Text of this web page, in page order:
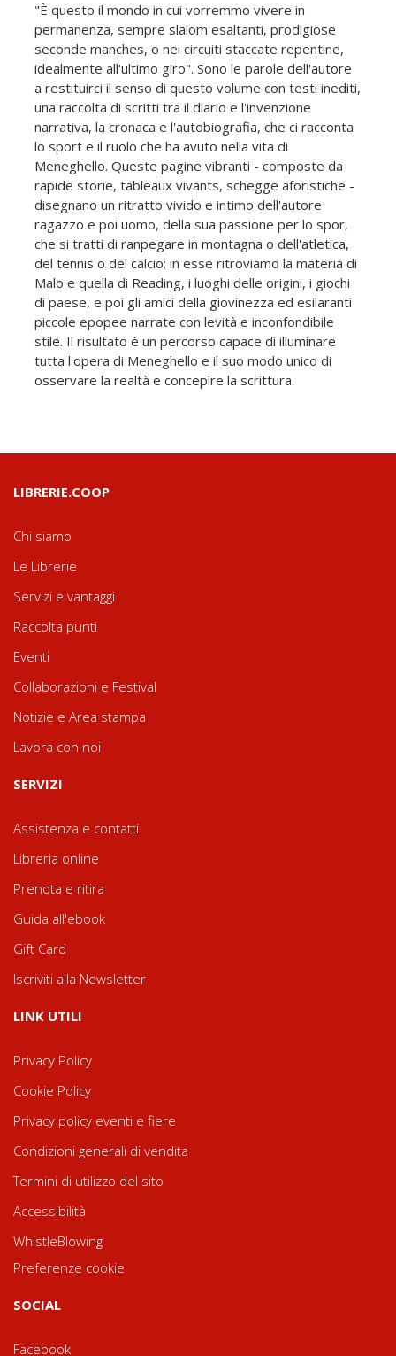
"È questo il mondo in cui vorremmo vivere in
permanenza, sempre slalom esaltanti, prodigiose
seconde manches, o nei circuiti staccate repentine,
idealmente all'ultimo giro". Sono le parole dell'autore
a restituirci il senso di questo volume con testi inediti,
una raccolta di scritti tra il diario e l'invenzione
narrativa, la cronaca e l'autobiografia, che ci racconta
lo sport e il ruolo che ha avuto nella vita di
Meneghello. Queste pagine vibranti - composte da
rapide storie, tableaux vivants, schegge aforistiche -
disegnano un ritratto vivido e intimo dell'autore
ragazzo e poi uomo, della sua passione per lo spor,
che si tratti di ranpegare in montagna o dell'atletica,
del tennis o del calcio; in esse ritroviamo la materia di
Malo e quella di Reading, i luoghi delle origini, i giochi
di paese, e poi gli amici della giovinezza ed esilaranti
piccole epopee narrate con levità e inconfondibile
stile. Il risultato è un percorso capace di illuminare
tutta l'opera di Meneghello e il suo modo unico di
osservare la realtà e concepire la scrittura.
LIBRERIE.COOP
Chi siamo
Le Librerie
Servizi e vantaggi
Raccolta punti
Eventi
Collaborazioni e Festival
Notizie e Area stampa
Lavora con noi
SERVIZI
Assistenza e contatti
Libreria online
Prenota e ritira
Guida all'ebook
Gift Card
Iscriviti alla Newsletter
LINK UTILI
Privacy Policy
Cookie Policy
Privacy policy eventi e fiere
Condizioni generali di vendita
Termini di utilizzo del sito
Accessibilità
WhistleBlowing
Preferenze cookie
SOCIAL
Facebook